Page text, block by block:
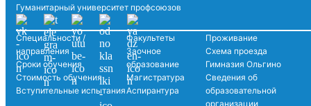
Гуманитарный университет профсоюзов
Специальности /
направления
Сроки обучения
Стоимость обучения
Вступительные испытания
Факультеты
Заочное
образование
Магистратура
Аспирантура
Проживание
Схема проезда
Гимназия Ольгино
Сведения об
образовательной
организации